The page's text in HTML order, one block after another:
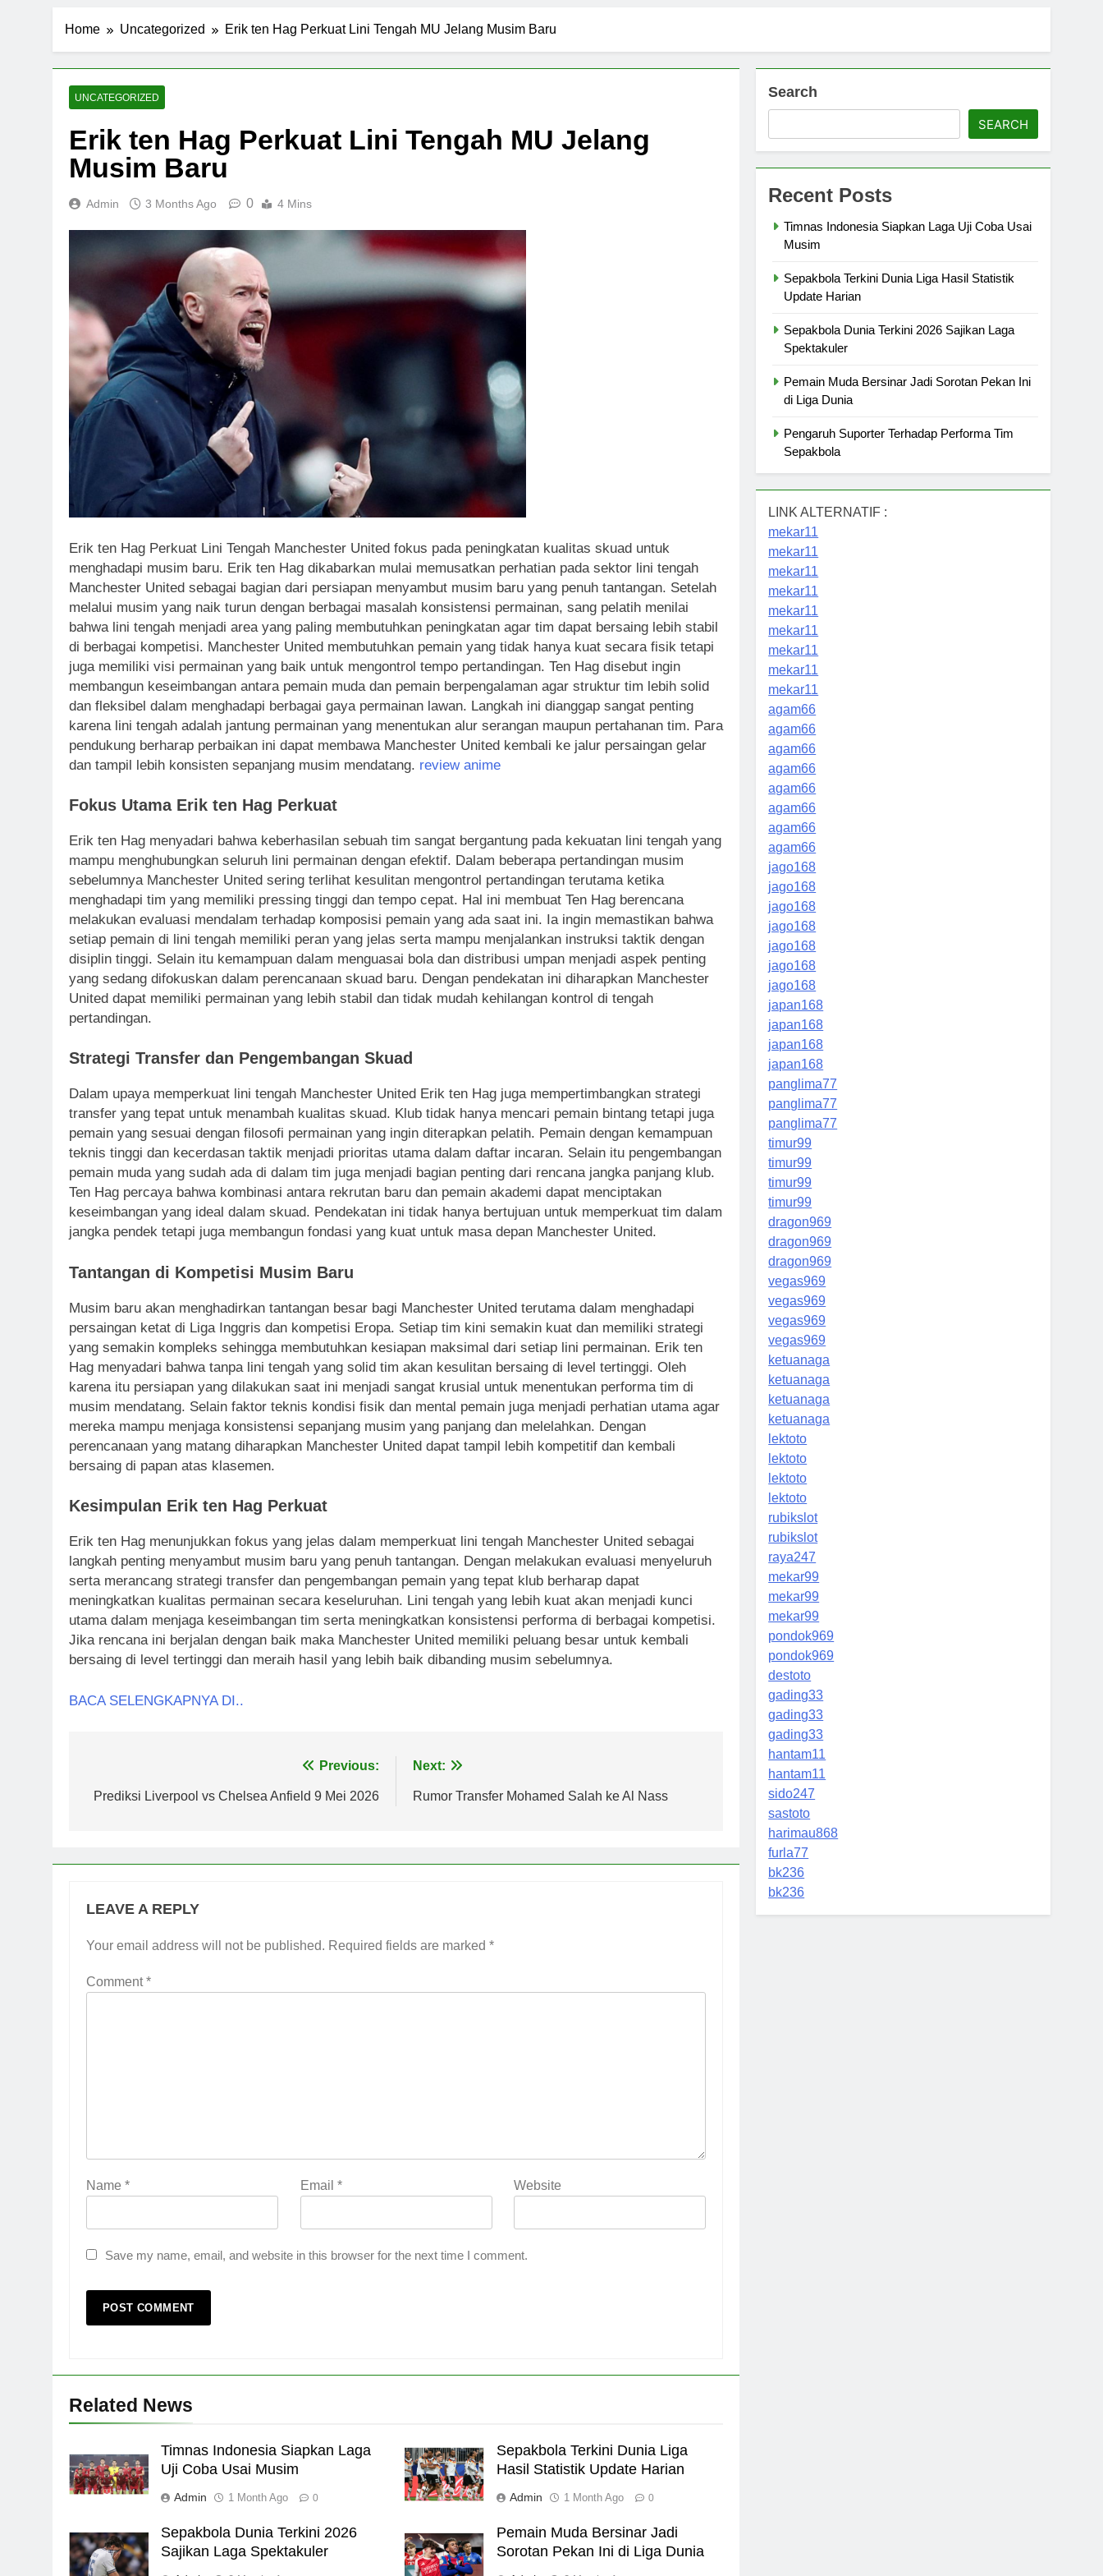
Home Uncategorized Erik ten Hag Perkuat Lini Tengah MU Jelang Musim Baru
UNCATEGORIZED
Erik ten Hag Perkuat Lini Tengah MU Jelang
Musim Baru
Admin 3 Months Ago 0 4 Mins
Erik ten Hag Perkuat Lini Tengah Manchester United fokus pada peningkatan kualitas skuad untuk
menghadapi musim baru. Erik ten Hag dikabarkan mulai memusatkan perhatian pada sektor lini tengah
Manchester United sebagai bagian dari persiapan menyambut musim baru yang penuh tantangan. Setelah
melalui musim yang naik turun dengan berbagai masalah konsistensi permainan, sang pelatih menilai
bahwa lini tengah menjadi area yang paling membutuhkan peningkatan agar tim dapat bersaing lebih stabil
di berbagai kompetisi. Manchester United membutuhkan pemain yang tidak hanya kuat secara fisik tetapi
juga memiliki visi permainan yang baik untuk mengontrol tempo pertandingan. Ten Hag disebut ingin
membangun keseimbangan antara pemain muda dan pemain berpengalaman agar struktur tim lebih solid
dan fleksibel dalam menghadapi berbagai gaya permainan lawan. Langkah ini dianggap sangat penting
karena lini tengah adalah jantung permainan yang menentukan alur serangan maupun pertahanan tim. Para
pendukung berharap perbaikan ini dapat membawa Manchester United kembali ke jalur persaingan gelar
dan tampil lebih konsisten sepanjang musim mendatang. review anime
Fokus Utama Erik ten Hag Perkuat
Erik ten Hag menyadari bahwa keberhasilan sebuah tim sangat bergantung pada kekuatan lini tengah yang
mampu menghubungkan seluruh lini permainan dengan efektif. Dalam beberapa pertandingan musim
sebelumnya Manchester United sering terlihat kesulitan mengontrol pertandingan terutama ketika
menghadapi tim yang memiliki pressing tinggi dan tempo cepat. Hal ini membuat Ten Hag berencana
melakukan evaluasi mendalam terhadap komposisi pemain yang ada saat ini. Ia ingin memastikan bahwa
setiap pemain di lini tengah memiliki peran yang jelas serta mampu menjalankan instruksi taktik dengan
disiplin tinggi. Selain itu kemampuan dalam menguasai bola dan distribusi umpan menjadi aspek penting
yang sedang difokuskan dalam perencanaan skuad baru. Dengan pendekatan ini diharapkan Manchester
United dapat memiliki permainan yang lebih stabil dan tidak mudah kehilangan kontrol di tengah
pertandingan.
Strategi Transfer dan Pengembangan Skuad
Dalam upaya memperkuat lini tengah Manchester United Erik ten Hag juga mempertimbangkan strategi
transfer yang tepat untuk menambah kualitas skuad. Klub tidak hanya mencari pemain bintang tetapi juga
pemain yang sesuai dengan filosofi permainan yang ingin diterapkan pelatih. Pemain dengan kemampuan
teknis tinggi dan kecerdasan taktik menjadi prioritas utama dalam daftar incaran. Selain itu pengembangan
pemain muda yang sudah ada di dalam tim juga menjadi bagian penting dari rencana jangka panjang klub.
Ten Hag percaya bahwa kombinasi antara rekrutan baru dan pemain akademi dapat menciptakan
keseimbangan yang ideal dalam skuad. Pendekatan ini tidak hanya bertujuan untuk memperkuat tim dalam
jangka pendek tetapi juga membangun fondasi yang kuat untuk masa depan Manchester United.
Tantangan di Kompetisi Musim Baru
Musim baru akan menghadirkan tantangan besar bagi Manchester United terutama dalam menghadapi
persaingan ketat di Liga Inggris dan kompetisi Eropa. Setiap tim kini semakin kuat dan memiliki strategi
yang semakin kompleks sehingga membutuhkan kesiapan maksimal dari setiap lini permainan. Erik ten
Hag menyadari bahwa tanpa lini tengah yang solid tim akan kesulitan bersaing di level tertinggi. Oleh
karena itu persiapan yang dilakukan saat ini menjadi sangat krusial untuk menentukan performa tim di
musim mendatang. Selain faktor teknis kondisi fisik dan mental pemain juga menjadi perhatian utama agar
mereka mampu menjaga konsistensi sepanjang musim yang panjang dan melelahkan. Dengan
perencanaan yang matang diharapkan Manchester United dapat tampil lebih kompetitif dan kembali
bersaing di papan atas klasemen.
Kesimpulan Erik ten Hag Perkuat
Erik ten Hag menunjukkan fokus yang jelas dalam memperkuat lini tengah Manchester United sebagai
langkah penting menyambut musim baru yang penuh tantangan. Dengan melakukan evaluasi menyeluruh
serta merancang strategi transfer dan pengembangan pemain yang tepat klub berharap dapat
meningkatkan kualitas permainan secara keseluruhan. Lini tengah yang lebih kuat akan menjadi kunci
utama dalam menjaga keseimbangan tim serta meningkatkan konsistensi performa di berbagai kompetisi.
Jika rencana ini berjalan dengan baik maka Manchester United memiliki peluang besar untuk kembali
bersaing di level tertinggi dan meraih hasil yang lebih baik dibanding musim sebelumnya.
BACA SELENGKAPNYA DI..
navigation
Previous:
Prediksi Liverpool vs Chelsea Anfield 9 Mei 2026
Next:
Rumor Transfer Mohamed Salah ke Al Nass
LEAVE A REPLY
Your email address will not be published. Required fields are marked *
Comment*
Name * Email * Website
Save my name, email, and website in this browser for the next time I comment.
Related News
Timnas Indonesia Siapkan Laga
Uji Coba Usai Musim
Admin 1 Month Ago 0
Sepakbola Terkini Dunia Liga
Hasil Statistik Update Harian
Admin 1 Month Ago 0
Sepakbola Dunia Terkini 2026
Sajikan Laga Spektakuler
Pemain Muda Bersinar Jadi
Sorotan Pekan Ini di Liga Dunia
Search
SEARCH
Recent Posts
Timnas Indonesia Siapkan Laga Uji Coba Usai
Musim
Sepakbola Terkini Dunia Liga Hasil Statistik
Update Harian
Sepakbola Dunia Terkini 2026 Sajikan Laga
Spektakuler
Pemain Muda Bersinar Jadi Sorotan Pekan Ini
di Liga Dunia
Pengaruh Suporter Terhadap Performa Tim
Sepakbola
LINK ALTERNATIF :
mekar11
mekar11
mekar11
mekar11
mekar11
mekar11
mekar11
mekar11
mekar11
agam66
agam66
agam66
agam66
agam66
agam66
agam66
agam66
jago168
jago168
jago168
jago168
jago168
jago168
jago168
japan168
japan168
japan168
japan168
panglima77
panglima77
panglima77
timur99
timur99
timur99
timur99
dragon969
dragon969
dragon969
vegas969
vegas969
vegas969
vegas969
ketuanaga
ketuanaga
ketuanaga
ketuanaga
lektoto
lektoto
lektoto
lektoto
rubikslot
rubikslot
raya247
mekar99
mekar99
mekar99
pondok969
pondok969
destoto
gading33
gading33
gading33
hantam11
hantam11
sido247
sastoto
harimau868
furla77
bk236
bk236